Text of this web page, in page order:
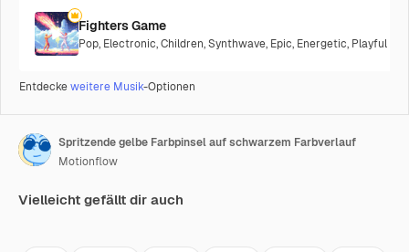
Fighters Game
Pop, Electronic,Children,Synthwave, Epic, Energetic, Playful
Entdeckeweitere Musik-Optionen
Spritzende gelbe Farbpinsel auf schwarzem Farbverlauf
Motionflow
Vielleicht gefällt dir auch